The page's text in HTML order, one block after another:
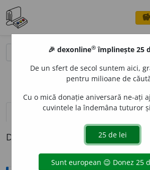
savings
definiții (1) pronunțievolume_up (50)
Definiția cu ID-ul 70104:
🎉 dexonline® împlinește 25
De un sfert de secol suntem aici,
pentru milioane de
Cu o mică donație aniversară ne-ați
cuvintele la îndemâna tuturor